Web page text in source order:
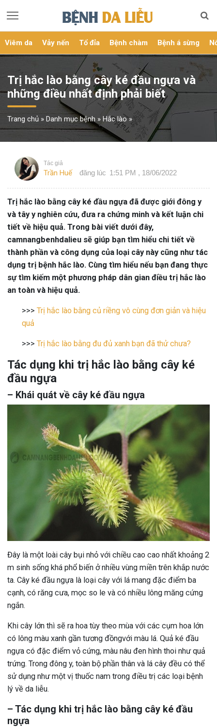
Viêm da Vảy nến Tổ đỉa Bệnh chàm Bệnh á sừng
Trị hắc lào bằng cây ké đầu ngựa và
những điều nhất định phải biết
Trang chủ » Danh mục bệnh » Hắc lào»
Tác giả
Trần Huế đăng lúc 1:51 PM , 18/06/2022
Trị hắc lào bằng cây ké đầu ngựa đã được giới đông y
và tây y nghiên cứu, đưa ra chứng minh và kết luận chi
tiết về hiệu quả. Trong bài viết dưới đây,
camnangbenhdalieu sẽ giúp bạn tìm hiểu chi tiết về
thành phần và công dụng của loại cây này cũng như tác
dụng trị bệnh hắc lào. Cùng tìm hiểu nếu bạn đang thực
sự tìm kiếm một phương pháp dân gian điều trị hắc lào
an toàn và hiệu quả.
>>> Trị hắc lào bằng củ riềng vô cùng đơn giản và hiệu
quả
>>> Trị hắc lào bằng đu đủ xanh bạn đã thử chưa?
Tác dụng khi trị hắc lào bằng cây ké
đầu ngựa
– Khái quát về cây ké đầu ngựa
Đây là một loài cây bụi nhỏ với chiều cao cao nhất khoảng 2
m sinh sống khá phổ biến ở nhiều vùng miền trên khắp nước
ta. Cây ké đầu ngựa là loại cây với lá mang đặc điểm ba
cạnh, có răng cưa, mọc so le và có nhiều lông măng cứng
ngắn.
Khi cây lớn thì sẽ ra hoa tùy theo mùa với các cụm hoa lớn
có lông màu xanh gần tương đồngvới màu lá. Quả ké đầu
ngựa có đặc điểm vỏ cứng, màu nâu đen hình thoi như quả
trứng. Trong đông y, toàn bộ phần thân và lá cây đều có thể
sử dụng như một vị thuốc nam trong điều trị các loại bệnh
lý về da liễu.
– Tác dụng khi trị hắc lào bằng cây ké đầu
ngựa